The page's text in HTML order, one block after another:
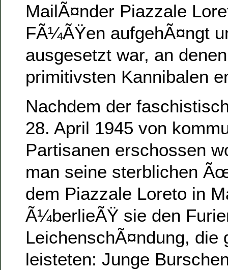
MailÃ¤nder Piazzale
FÃ¼ÃŸen aufgehÃ¤ngt
ausgesetzt war, an
primitivsten Kannibalen
Nachdem der
28. April 1945 von
Partisanen erschossen
man seine sterblichen
dem Piazzale Loreto in
Ã¼berlieÃŸ sie den
LeichenschÃ¤ndung, die
leisteten: Junge